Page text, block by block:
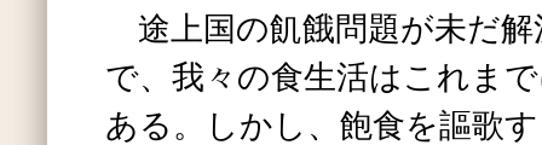
途上国の飢餓問題が未だ解
で、我々の食生活はこれま
ある。しかし、飽食を謳歌